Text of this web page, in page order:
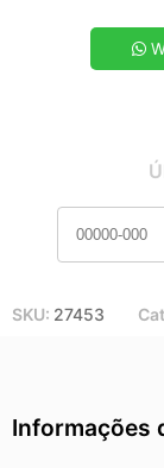
4x de R$ 94,88
5x de R$ 76,43
10x de R$ 39,54
11x de R$ 36,33
SKU: 27453
Informações